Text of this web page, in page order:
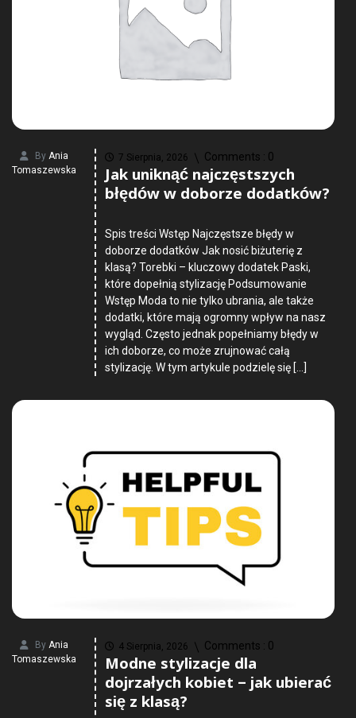
By Ania
Tomaszewska
7 Sierpnia, 2026 Comments : 0
Jak uniknąć najczęstszych
błędów w doborze dodatków?
Spis treści Wstęp Najczęstsze błędy w
doborze dodatków Jak nosić biżuterię z
klasą? Torebki – kluczowy dodatek Paski,
które dopełnią stylizację Podsumowanie
Wstęp Moda to nie tylko ubrania, ale także
dodatki, które mają ogromny wpływ na nasz
wygląd. Często jednak popełniamy błędy w
ich doborze, co może zrujnować całą
stylizację. W tym artykule podzielę się […]
By Ania
Tomaszewska
4 Sierpnia, 2026 Comments : 0
Modne stylizacje dla
dojrzałych kobiet – jak ubierać
się z klasą?